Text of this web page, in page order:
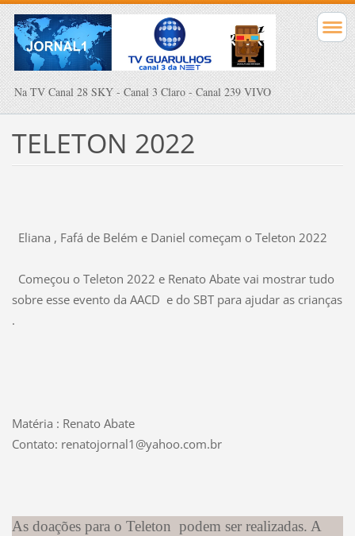
Na TV Canal 28 SKY - Canal 3 Claro - Canal 239 VIVO
TELETON 2022
Eliana , Fafá de Belém e Daniel começam o Teleton 2022
Começou o Teleton 2022 e Renato Abate vai mostrar tudo
sobre esse evento da AACD e do SBT para ajudar as crianças
.
Matéria : Renato Abate
Contato: renatojornal1@yahoo.com.br
As doações para o Teleton podem ser realizadas. A